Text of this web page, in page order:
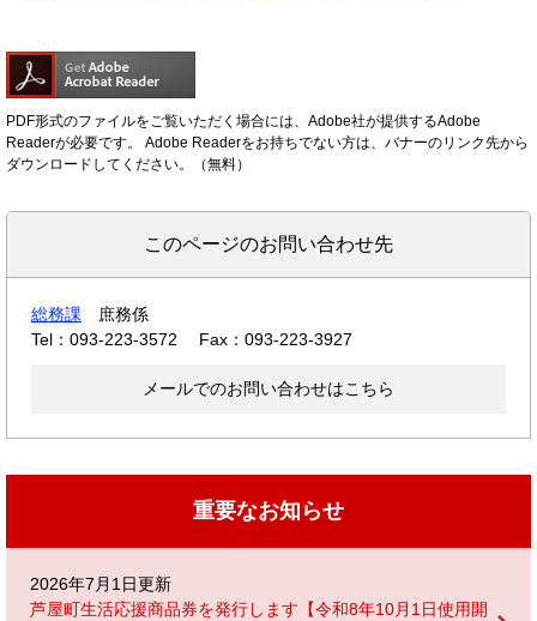
PDF形式のファイルをご覧いただく場合には、Adobe社が提供するAdobe
Readerが必要です。
Adobe Readerをお持ちでない方は、バナーのリンク先から
ダウンロードしてください。（無料）
このページのお問い合わせ先
総務課
庶務係
Tel：093-223-3572
Fax：093-223-3927
メールでのお問い合わせはこちら
重要なお知らせ
2026年7月1日更新
芦屋町生活応援商品券を発行します【令和8年10月1日使用開